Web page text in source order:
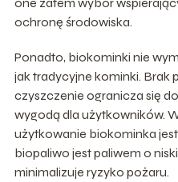
ochronę środowiska.
Ponadto, biokominki nie
jak tradycyjne kominki. Brak
czyszczenie ogranicza się
wygodą dla użytkowników.
użytkowanie biokominka
biopaliwo jest paliwem o
minimalizuje ryzyko pożaru.